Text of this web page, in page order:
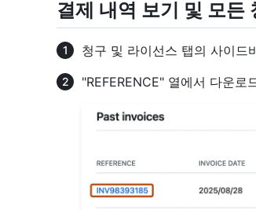
결제 내역 보기 및 모든
청구 및 라이선스 탭의 사이드
"REFERENCE" 열에서 다운